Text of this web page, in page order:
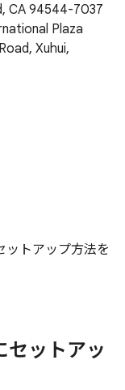
CA 94544-7037
Plaza
Xuhui,
ットアップ方法を
セットアッ